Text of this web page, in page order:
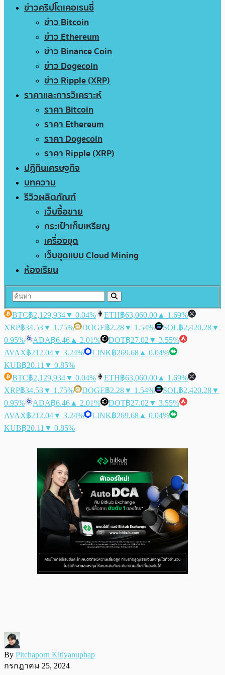
ข่าวคริปโตเคอเรนซี่
ข่าว Bitcoin
ข่าว Ethereum
ข่าว Binance Coin
ข่าว Dogecoin
ข่าว Ripple (XRP)
ราคาและการวิเคราะห์
ราคา Bitcoin
ราคา Ethereum
ราคา Dogecoin
ราคา Ripple (XRP)
ปฏิทินเศรษฐกิจ
บทความ
รีวิวผลิตภัณฑ์
เว็บซื้อขาย
กระเป๋าเก็บเหรียญ
เครื่องขุด
เว็บขุดแบบ Cloud Mining
ห้องเรียน
BTC฿2,129,934▼ 0.04% ETH฿63,060.00 ▲ 1.69%
XRP฿34.53▼ 1.75% DOGE฿2.28▼ 1.54% SOL฿2,420.28▼
0.95%
ADA฿6.46 ▲ 2.01% DOT฿27.02 ▼ 3.55%
AVAX฿212.04▼ 3.24% LINK฿269.68 ▲ 0.04%
KUB฿20.11 ▼ 0.85%
BTC฿2,129,934▼ 0.04% ETH฿63,060.00 ▲ 1.69%
XRP฿34.53▼ 1.75% DOGE฿2.28▼ 1.54% SOL฿2,420.28▼
0.95%
ADA฿6.46 ▲ 2.01% DOT฿27.02 ▼ 3.55%
AVAX฿212.04▼ 3.24% LINK฿269.68 ▲ 0.04%
KUB฿20.11 ▼ 0.85%
By Pitchaporn Kitiyanuphap
กรกฎาคม 25, 2024